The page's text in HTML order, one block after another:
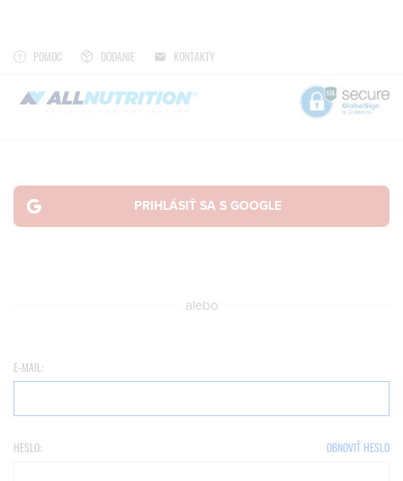
POMOC DODANIE KONTAKTY
alebo
E-MAIL:
HESLO: OBNOVIŤ HESLO